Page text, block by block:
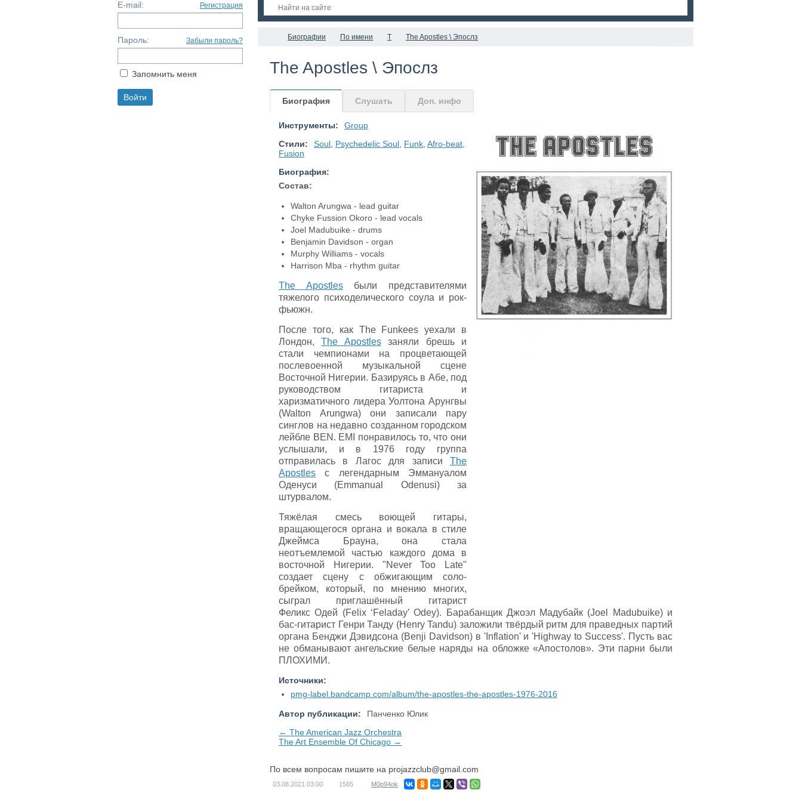
Биографии По имени T The Apostles \ Эпослз
The Apostles \ Эпослз
Биография Слушать Доп. инфо
Инструменты:
Group
Стили:
Soul Psychedelic Soul Funk Afro-beat
Fusion
Биография:
Состав:
Walton Arungwa - lead guitar
Chyke Fussion Okoro - lead vocals
Joel Madubuike - drums
Benjamin Davidson - organ
Murphy Williams - vocals
Harrison Mba - rhythm guitar
The Apostlesбыли представителями
тяжелого психоделического соула и рок-
фьюжн.
После того, как The Funkees уехали в
Лондон,The Apostlesзаняли брешь и
стали чемпионами на процветающей
послевоенной музыкальной сцене
Восточной Нигерии. Базируясь в Абе, под
руководством гитариста и
харизматичного лидера Уолтона Арунгвы
(Walton Arungwa) они записали пару
синглов на недавно созданном городском
лейбле BEN. EMI понравилось то, что они
услышали, и в 1976 году группа
отправилась в Лагос для записи The
Apostles с легендарным Эммануалом
Оденуси (Emmanual Odenusi) за
штурвалом.
Тяжёлая смесь воющей гитары,
вращающегося органа и вокала в стиле
Джеймса Брауна, она стала
неотъемлемой частью каждого дома в
восточной Нигерии. "Never Too Late"
создает сцену с обжигающим соло-
брейком, который, по мнению многих,
сыграл приглашённый гитарист
Феликс Одей (Felix ‘Feladay’ Odey). Барабанщик Джоэл Мадубайк (Joel Madubuike) и
бас-гитарист Генри Танду (Henry Tandu) заложили твёрдый ритм для праведных партий
органа Бенджи Дэвидсона (Benji Davidson) в 'Inflation' и 'Highway to Success'. Пусть вас
не обманывают ангельские белые наряды на обложке «Апостолов». Эти парни были
ПЛОХИМИ.
Источники:
pmg-label.bandcamp.com/album/the-apostles-the-apostles-1976-2016
Автор публикации:
Панченко Юлик
← The American Jazz Orchestra
The Art Ensemble Of Chicago →
По всем вопросам пишите на projazzclub@gmail.com
03.08.2021 03:00 1565 M0p94ok
E-mail: Регистрация
Пароль: Забыли пароль?
Запомнить меня